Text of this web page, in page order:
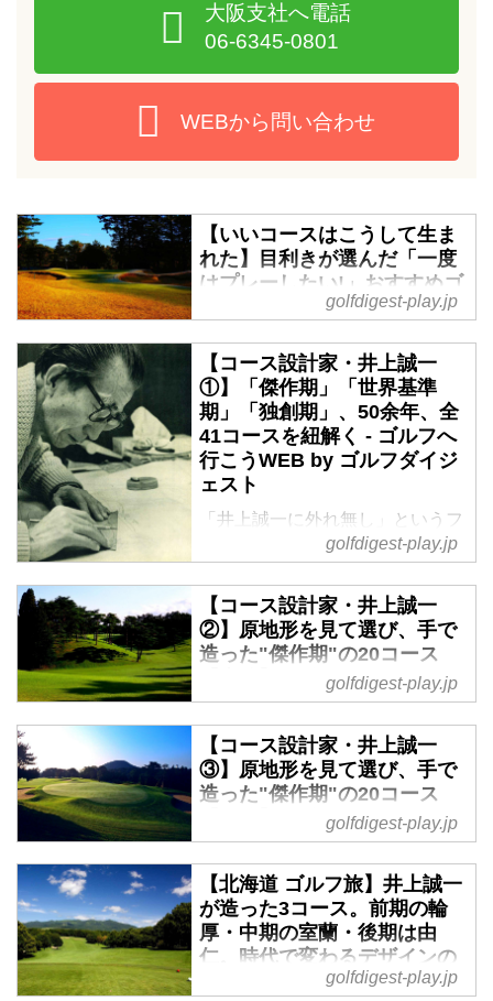
大阪支社へ電話
06-6345-0801
WEBから問い合わせ
【いいコースはこうして生ま
れた】目利きが選んだ「一度
はプレーしたい!」おすすめゴ
ルフ場。掲載一覧はこちら -
フダイジェスト
神戸に居留していた英国人貿易商
アーサー・H・グルームが六甲山
に101山荘を建て、週末に集う仲
間との団らんから「ここにゴルフ
場を造ろう」となったのが明治29
年（1896年）の夏でした。
golfdigest-play.jp
【コース設計家・井上誠一
①】「傑作期」「世界基準
期」「独創期」、50余年、全
41コースを紐解く - ゴルフへ
行こうWEB by ゴルフダイジ
ェスト
「井上誠一に外れ無し」というフ
レーズがある。彼が遺した41コー
歳月とともに作風を変えるよう
に、設計人生とともに「コースデ
ザインの色合い」も変化してい
戦前から最後まで「変わらぬ井上
誠一らしさ」を追ってみた。
golfdigest-play.jp
【コース設計家・井上誠一
②】原地形を見て選び、手で
造った"傑作期"の20コース
【東編】 - ゴルフへ行こう
WEB by ゴルフダイジェスト
コース設計家・井上誠一研究の第
2回。井上がコース設計の世界に
飛び込んだ戦前は、コースを鋤や
鍬を使って人力で造った。原地形
のコンターを最大活用し、松林を
始め元々生えていた木々をハザー
ドとして捉えたことから、風景に
溶け込むコースが名を連ねる。
1930年から1960年の「傑作期」
と名づけた時期に造られた東日本
の各コースを覗いていく。
golfdigest-play.jp
【コース設計家・井上誠一
③】原地形を見て選び、手で
造った"傑作期"の20コース
【西編】 - ゴルフへ行こう
WEB by ゴルフダイジェスト
コース設計家・井上誠一研究の第
3回。井上がコース設計の世界に
飛び込んだ戦前は、コースを鋤や
鍬を使って人力で造った。原地形
のコンターを最大活用し、松林を
golfdigest-play.jp
【北海道 ゴルフ旅】井上誠一
が造った3コース。前期の輪
厚・中期の室蘭・後期は由
仁。時代で変わるデザインの
趣 - ゴルフへ行こうWEB by
golfdigest-play.jp